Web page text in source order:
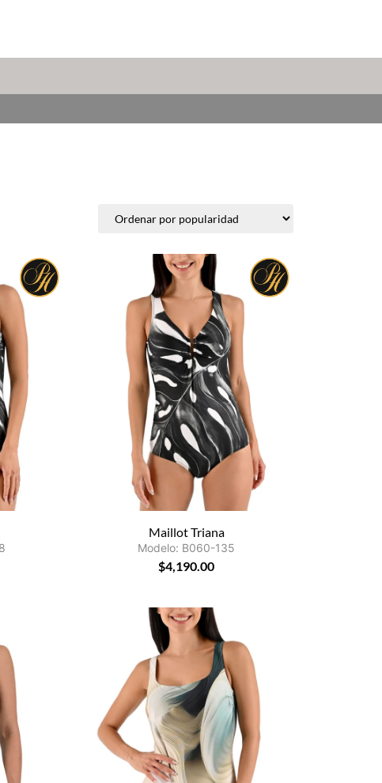
Maillot Triana
Modelo: B060-135
$4,190.00